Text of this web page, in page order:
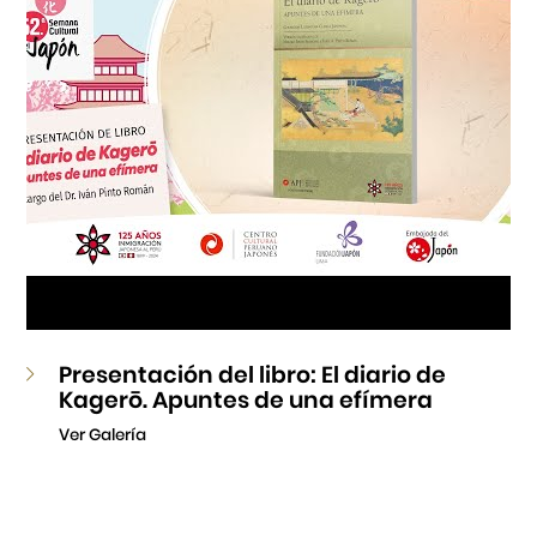
Presentación del libro: El diario de
Kagerō. Apuntes de una efímera
Ver Galería